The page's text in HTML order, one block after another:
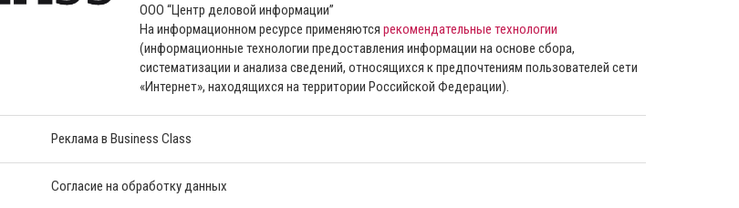
ООО “Центр деловой информации”
На информационном ресурсе применяются рекомендательные технологии
(информационные технологии предоставления информации на основе сбора,
систематизации и анализа сведений, относящихся к предпочтениям пользователей сети
«Интернет», находящихся на территории Российской Федерации).
Реклама в Business Class
Согласие на обработку данных